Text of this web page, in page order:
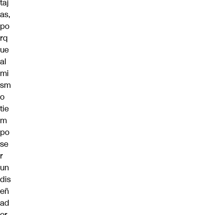
taj
as,
po
rq
ue
al
mi
sm
o
tie
m
po
se
r
un
dis
eñ
ad